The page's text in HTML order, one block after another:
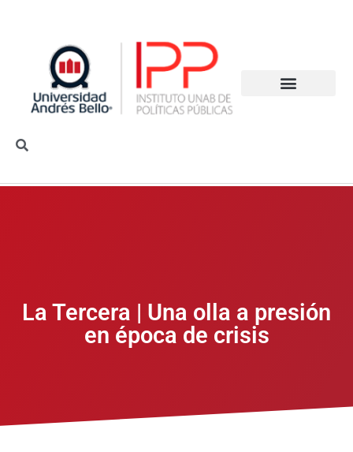
La Tercera | Una olla a presión
en época de crisis